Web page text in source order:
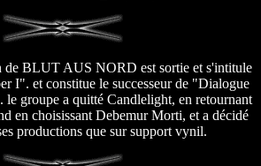
de BLUT AUS NORD est sortie et s'intitule
I". et constitue le successeur de "Dialogue
le groupe a quitté Candlelight, en retournant
en choisissant Debemur Morti, et a décidé
productions que sur support vynil.